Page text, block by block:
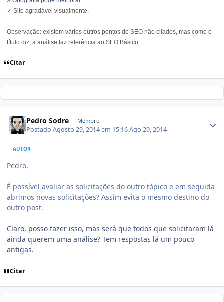
✓ Site agradável visualmente.
Observação: existem vários outros pontos de SEO não citados, mas como o
título diz, a análise faz referência ao SEO Básico.
Citar
Pedro Sodre Membro
PostadoAgosto 29, 2014 em 15:16Ago 29, 2014
AUTOR
Pedro,
É possível avaliar as solicitações do outro tópico e em seguida
abrimos novas solicitações? Assim evita o mesmo destino do
outro post.
Claro, posso fazer isso, mas será que todos que solicitaram lá
ainda querem uma análise? Tem respostas lá um pouco
antigas.
Citar